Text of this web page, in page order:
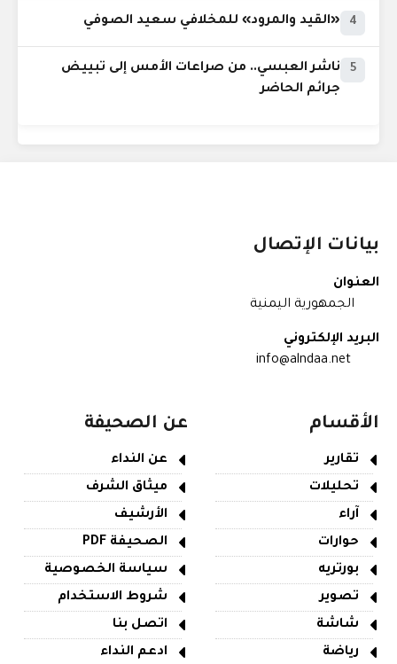
4 «القيد والمرود» للمخلافي سعيد الصوفي
5
ناشر العبسي.. من صراعات الأمس إلى تبييض
جرائم الحاضر
بيانات الإتصال
العنوان
الجمهورية اليمنية
البريد الإلكتروني
info@alndaa.net
الأقسام
تقارير
تحليلات
آراء
حوارات
بورتريه
تصوير
شاشة
رياضة
عن الصحيفة
عن النداء
ميثاق الشرف
الأرشيف
الصحيفة PDF
سياسة الخصوصية
شروط الاستخدام
اتصل بنا
ادعم النداء